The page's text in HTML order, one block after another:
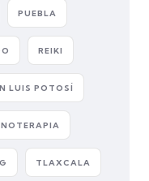
PUEBLA
REIKI
LUIS POTOSÍ
TLAXCALA